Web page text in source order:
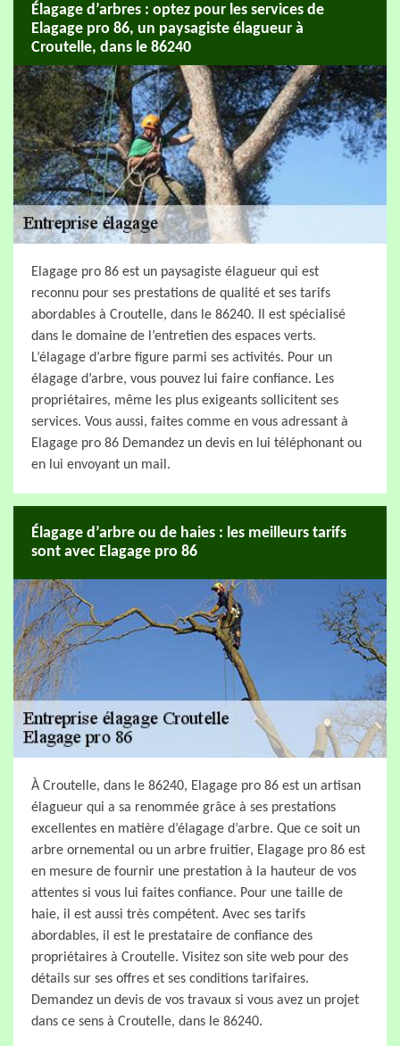
Élagage d’arbres : optez pour les services de
Elagage pro 86, un paysagiste élagueur à
Croutelle, dans le 86240
Elagage pro 86 est un paysagiste élagueur qui est
reconnu pour ses prestations de qualité et ses tarifs
abordables à Croutelle, dans le 86240. Il est spécialisé
dans le domaine de l’entretien des espaces verts.
L’élagage d’arbre figure parmi ses activités. Pour un
élagage d’arbre, vous pouvez lui faire confiance. Les
propriétaires, même les plus exigeants sollicitent ses
services. Vous aussi, faites comme en vous adressant à
Elagage pro 86 Demandez un devis en lui téléphonant ou
en lui envoyant un mail.
Élagage d’arbre ou de haies : les meilleurs tarifs
sont avec Elagage pro 86
À Croutelle, dans le 86240, Elagage pro 86 est un artisan
élagueur qui a sa renommée grâce à ses prestations
excellentes en matière d’élagage d’arbre. Que ce soit un
arbre ornemental ou un arbre fruitier, Elagage pro 86 est
en mesure de fournir une prestation à la hauteur de vos
attentes si vous lui faites confiance. Pour une taille de
haie, il est aussi très compétent. Avec ses tarifs
abordables, il est le prestataire de confiance des
propriétaires à Croutelle. Visitez son site web pour des
détails sur ses offres et ses conditions tarifaires.
Demandez un devis de vos travaux si vous avez un projet
dans ce sens à Croutelle, dans le 86240.